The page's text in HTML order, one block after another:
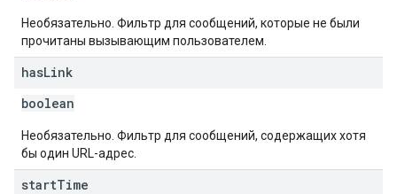
Необязательно. Фильтр для сообщений, которые не были
прочитаны вызывающим пользователем.
hasLink
boolean
Необязательно. Фильтр для сообщений, содержащих хотя
бы один URL-адрес.
startTime